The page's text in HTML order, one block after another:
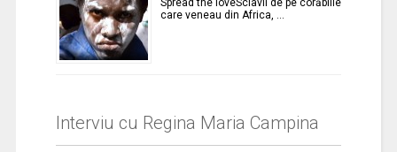
care veneau din Africa, …
Interviu cu Regina Maria Campina